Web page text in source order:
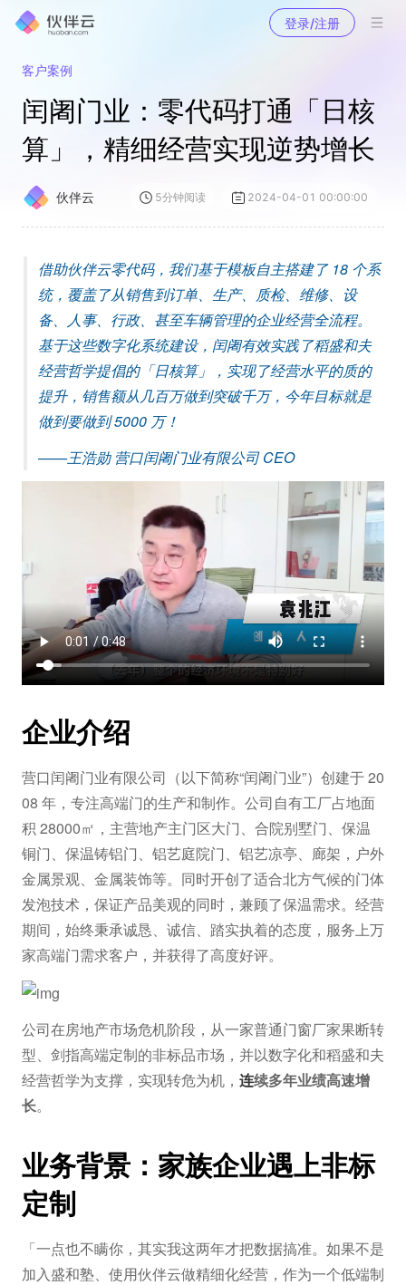
登录/注册
客户案例
闰阇门业：零代码打通「日核
算」，精细经营实现逆势增长
伙伴云 5分钟阅读 2024-04-01 00:00:00
借助伙伴云零代码，我们基于模板自主搭建了 18 个系
统，覆盖了从销售到订单、生产、质检、维修、设
备、人事、行政、甚至车辆管理的企业经营全流程。
基于这些数字化系统建设，闰阇有效实践了稻盛和夫
经营哲学提倡的「日核算」，实现了经营水平的质的
提升，销售额从几百万做到突破千万，今年目标就是
做到要做到 5000 万！
——王浩勋 营口闰阇门业有限公司 CEO
企业介绍
营口闰阇门业有限公司（以下简称“闰阇门业”）创建于 20
08 年，专注高端门的生产和制作。公司自有工厂占地面
积 28000㎡，主营地产主门区大门、合院别墅门、保温
铜门、保温铸铝门、铝艺庭院门、铝艺凉亭、廊架，户外
金属景观、金属装饰等。同时开创了适合北方气候的门体
发泡技术，保证产品美观的同时，兼顾了保温需求。经营
期间，始终秉承诚恳、诚信、踏实执着的态度，服务上万
家高端门需求客户，并获得了高度好评。
公司在房地产市场危机阶段，从一家普通门窗厂家果断转
型、剑指高端定制的非标品市场，并以数字化和稻盛和夫
经营哲学为支撑，实现转危为机， 连续多年业绩高速增
长。
业务背景：家族企业遇上非标
定制
「一点也不瞒你，其实我这两年才把数据搞准。如果不是
加入盛和塾、使用伙伴云做精细化经营，作为一个低端制